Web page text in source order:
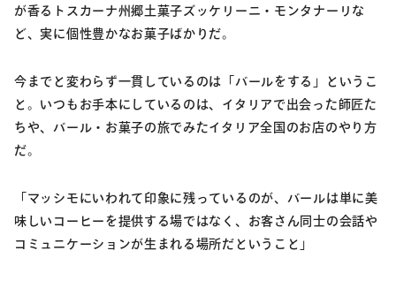
が香るトスカーナ州郷土菓子ズッケリーニ・モンタナーリな
ど、実に個性豊かなお菓子ばかりだ。
今までと変わらず一貫しているのは「バールをする」というこ
と。いつもお手本にしているのは、イタリアで出会った師匠た
ちや、バール・お菓子の旅でみたイタリア全国のお店のやり方
だ。
「マッシモにいわれて印象に残っているのが、バールは単に美
味しいコーヒーを提供する場ではなく、お客さん同士の会話や
コミュニケーションが生まれる場所だということ」